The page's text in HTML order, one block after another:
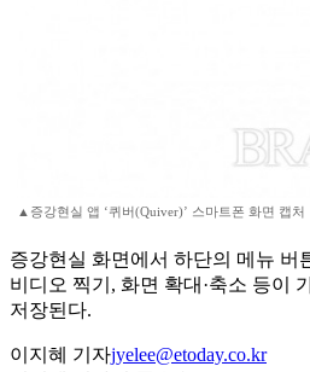
▲증강현실 앱 ‘퀴버(Quiver)’ 스마트폰 화면 캡처
증강현실 화면에서 하단의 메뉴 버
비디오 찍기, 화면 확대·축소 등이
저장된다.
이지혜 기자jyelee@etoday.co.kr